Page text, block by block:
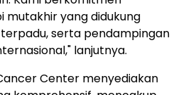
mutakhir yang didukung
serta pendampingan
lanjutnya.
Center menyediakan